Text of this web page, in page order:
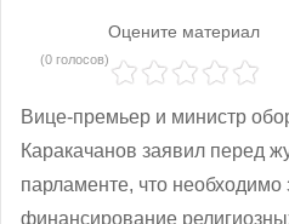
Оцените материал
(0 голосов)
Вице-премьер и министр
Каракачанов заявил перед
парламенте, что необходимо
финансирование